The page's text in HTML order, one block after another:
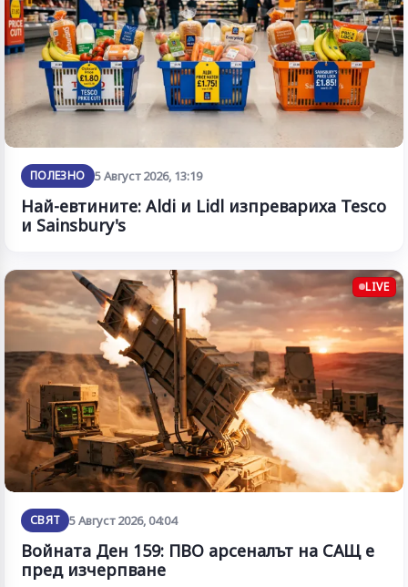
ПОЛЕЗНО 5 Август 2026, 13:19
Най-евтините: Aldi и Lidl изпревариха Tesco
и Sainsbury's
LIVE
СВЯТ 5 Август 2026, 04:04
Войната Ден 159: ПВО арсеналът на САЩ е
пред изчерпване